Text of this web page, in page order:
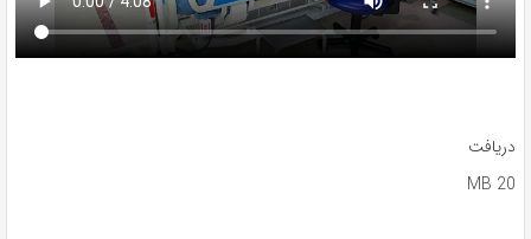
دریافت
20 MB